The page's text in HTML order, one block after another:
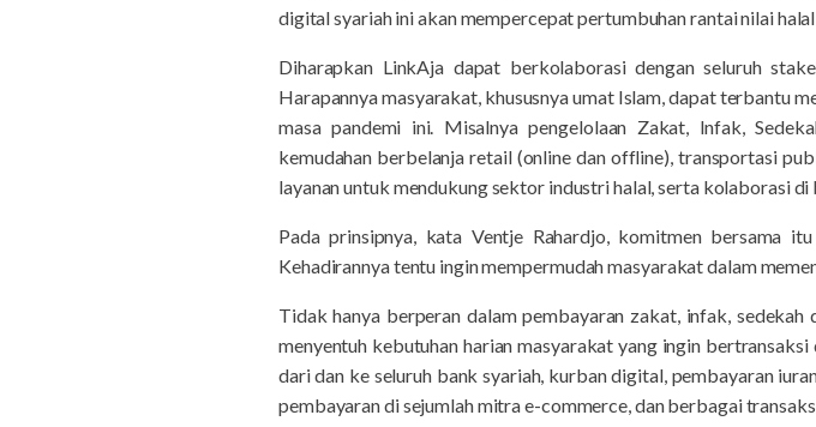
digital syariah ini akan mempercepat pertumbuhan rantai nilai
Diharapkan LinkAja dapat berkolaborasi dengan seluruh
Harapannya masyarakat, khususnya umat Islam, dapat terbantu
masa pandemi ini. Misalnya pengelolaan Zakat, Infak,
kemudahan berbelanja retail (online dan offline), transportasi
layanan untuk mendukung sektor industri halal, serta kolaborasi di
Pada prinsipnya, kata Ventje Rahardjo, komitmen bersama
Kehadirannya tentu ingin mempermudah masyarakat dalam
Tidak hanya berperan dalam pembayaran zakat, infak,
menyentuh kebutuhan harian masyarakat yang ingin
dari dan ke seluruh bank syariah, kurban digital, pembayaran
pembayaran di sejumlah mitra e-commerce, dan berbagai